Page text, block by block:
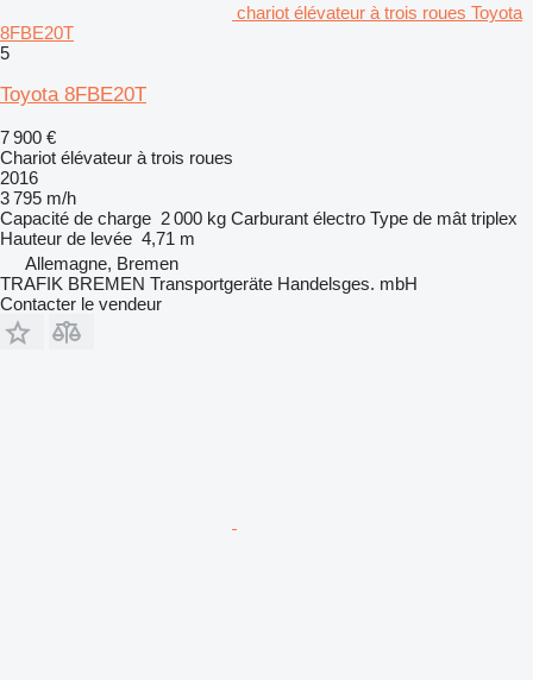
chariot élévateur à trois roues Toyota
8FBE20T
5
Toyota 8FBE20T
7 900 €
Chariot élévateur à trois roues
2016
3 795 m/h
Capacité de charge 2 000 kg Carburant électro Type de mât triplex
Hauteur de levée 4,71 m
Allemagne, Bremen
TRAFIK BREMEN Transportgeräte Handelsges. mbH
Contacter le vendeur